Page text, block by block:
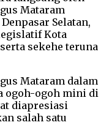
Mataram
Selatan,
Kota
sekehe teruna
Mataram dalam
ogoh-ogoh mini di
diapresiasi
salah satu